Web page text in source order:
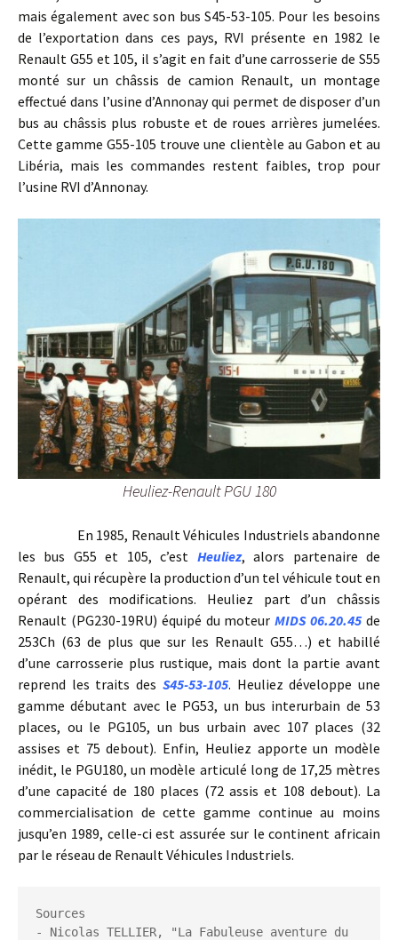
mais également avec son bus S45-53-105. Pour les besoins
de l’exportation dans ces pays, RVI présente en 1982 le
Renault G55 et 105, il s’agit en fait d’une carrosserie de S55
monté sur un châssis de camion Renault, un montage
effectué dans l’usine d’Annonay qui permet de disposer d’un
bus au châssis plus robuste et de roues arrières jumelées.
Cette gamme G55-105 trouve une clientèle au Gabon et au
Libéria, mais les commandes restent faibles, trop pour
l’usine RVI d’Annonay.
Heuliez-Renault PGU 180
En 1985, Renault Véhicules Industriels abandonne
les bus G55 et 105, c’est Heuliez, alors partenaire de
Renault, qui récupère la production d’un tel véhicule tout en
opérant des modifications. Heuliez part d’un châssis
Renault (PG230-19RU) équipé du moteurMIDS 06.20.45 de
253Ch (63 de plus que sur les Renault G55…) et habillé
d’une carrosserie plus rustique, mais dont la partie avant
reprend les traits des S45-53-105. Heuliez développe une
gamme débutant avec le PG53, un bus interurbain de 53
places, ou le PG105, un bus urbain avec 107 places (32
assises et 75 debout). Enfin, Heuliez apporte un modèle
inédit, le PGU180, un modèle articulé long de 17,25 mètres
d’une capacité de 180 places (72 assis et 108 debout). La
commercialisation de cette gamme continue au moins
jusqu’en 1989, celle-ci est assurée sur le continent africain
par le réseau de Renault Véhicules Industriels.
Sources
- Nicolas TELLIER, "La Fabuleuse aventure du